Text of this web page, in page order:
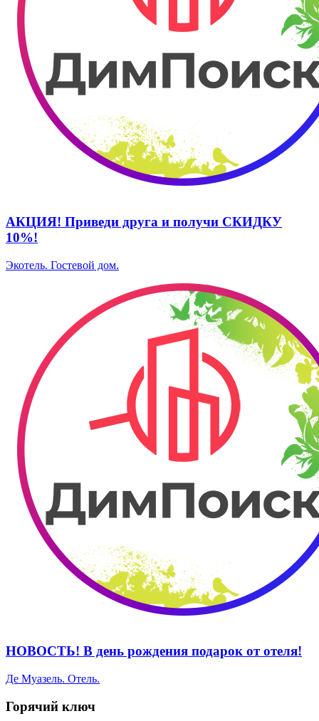
АКЦИЯ! Приведи друга и получи СКИДКУ
10%!
Экотель. ​Гостевой дом.
НОВОСТЬ! В день рождения подарок от отеля!
Де Муазель. Отель.
Горячий ключ